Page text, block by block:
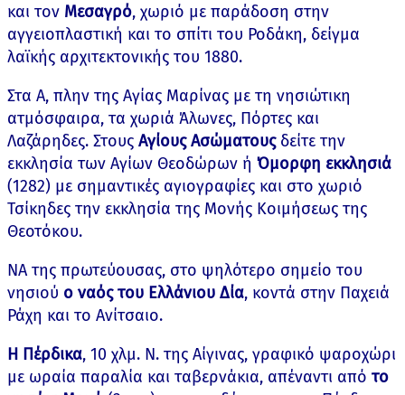
και τον Μεσαγρό, χωριό με παράδοση στην
αγγειοπλαστική και το σπίτι του Ροδάκη, δείγμα
λαϊκής αρχιτεκτονικής του 1880.
Στα Α, πλην της Αγίας Μαρίνας με τη νησιώτικη
ατμόσφαιρα, τα χωριά Άλωνες, Πόρτες και
Λαζάρηδες. Στους Αγίους Ασώματουςδείτε την
εκκλησία των Αγίων Θεοδώρων ή Όμορφη εκκλησιά
(1282) με σημαντικές αγιογραφίες και στο χωριό
Τσίκηδες την εκκλησία της Μονής Κοιμήσεως της
Θεοτόκου.
ΝΑ της πρωτεύουσας, στο ψηλότερο σημείο του
νησιού ο ναός του Ελλάνιου Δία, κοντά στην Παχειά
Ράχη και το Ανίτσαιο.
Η Πέρδικα, 10 χλμ. Ν. της Αίγινας, γραφικό ψαροχώρι
με ωραία παραλία και ταβερνάκια, απέναντι από το